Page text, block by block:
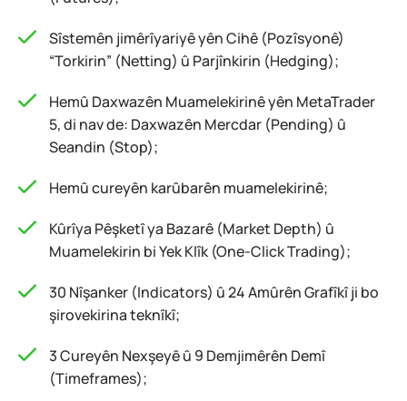
Sîstemên jimêrîyariyê yên Cihê (Pozîsyonê)
“Torkirin” (Netting) û Parjînkirin (Hedging);
Hemû Daxwazên Muamelekirinê yên MetaTrader
5, di nav de: Daxwazên Mercdar (Pending) û
Seandin (Stop);
Hemû cureyên karûbarên muamelekirinê;
Kûrîya Pêşketî ya Bazarê (Market Depth) û
Muamelekirin bi Yek Klîk (One-Click Trading);
30 Nîşanker (Indicators) û 24 Amûrên Grafîkî ji bo
şirovekirina teknîkî;
3 Cureyên Nexşeyê û 9 Demjimêrên Demî
(Timeframes);